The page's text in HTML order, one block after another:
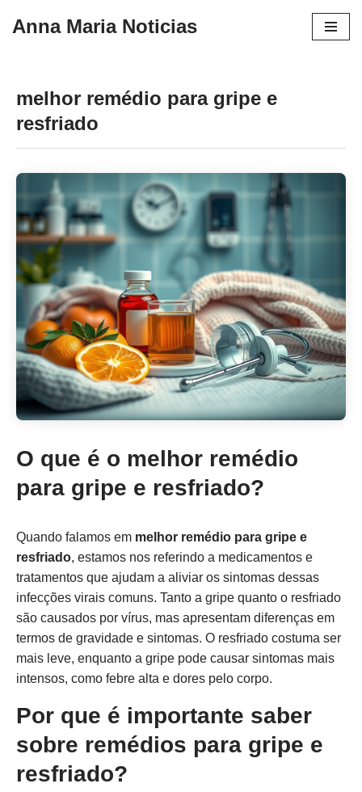
conteúdo
Anna Maria Noticias
melhor remédio para gripe e
resfriado
O que é o melhor remédio
para gripe e resfriado?
Quando falamos em melhor remédio para gripe e
resfriado, estamos nos referindo a medicamentos e
tratamentos que ajudam a aliviar os sintomas dessas
infecções virais comuns. Tanto a gripe quanto o resfriado
são causados por vírus, mas apresentam diferenças em
termos de gravidade e sintomas. O resfriado costuma ser
mais leve, enquanto a gripe pode causar sintomas mais
intensos, como febre alta e dores pelo corpo.
Por que é importante saber
sobre remédios para gripe e
resfriado?